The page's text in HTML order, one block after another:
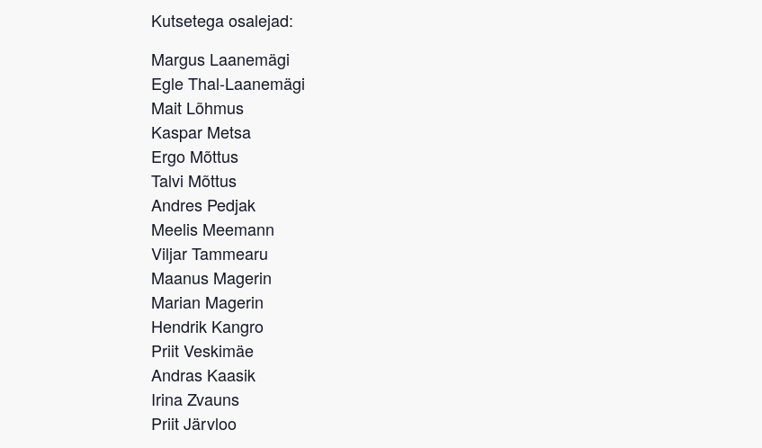
Kutsetega osalejad:
Margus Laanemägi
Egle Thal-Laanemägi
Mait Lõhmus
Kaspar Metsa
Ergo Mõttus
Talvi Mõttus
Andres Pedjak
Meelis Meemann
Viljar Tammearu
Maanus Magerin
Marian Magerin
Hendrik Kangro
Priit Veskimäe
Andras Kaasik
Irina Zvauns
Priit Järvloo